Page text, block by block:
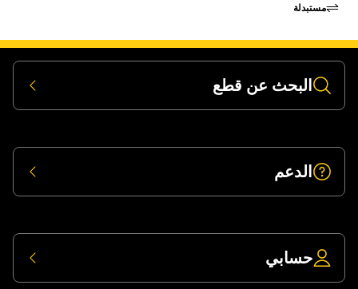
مستبدلة
البحث عن قطع
الدعم
حسابي